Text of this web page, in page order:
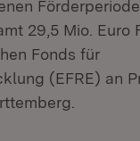
29,5 Mio. Euro
Fonds für
(EFRE) an